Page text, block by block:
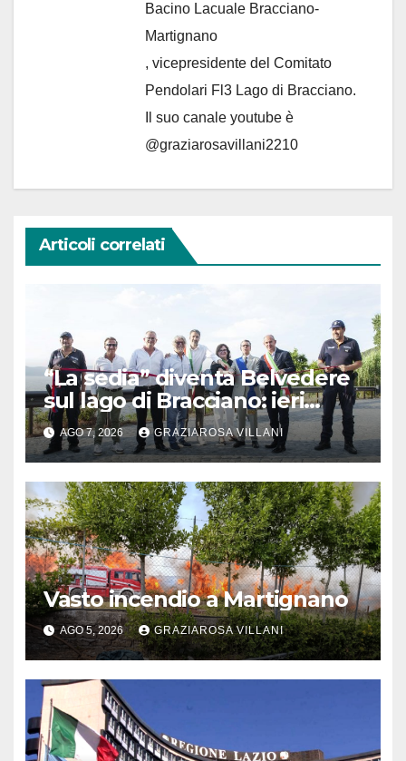
Bacino Lacuale Bracciano-
Martignano
, vicepresidente del Comitato
Pendolari Fl3 Lago di Bracciano.
Il suo canale youtube è
@graziarosavillani2210
Articoli correlati
“La sedia” diventa Belvedere
sul lago di Bracciano: ieri
l’inaugurazione
AGO 7, 2026 GRAZIAROSA VILLANI
Vasto incendio a Martignano
AGO 5, 2026 GRAZIAROSA VILLANI